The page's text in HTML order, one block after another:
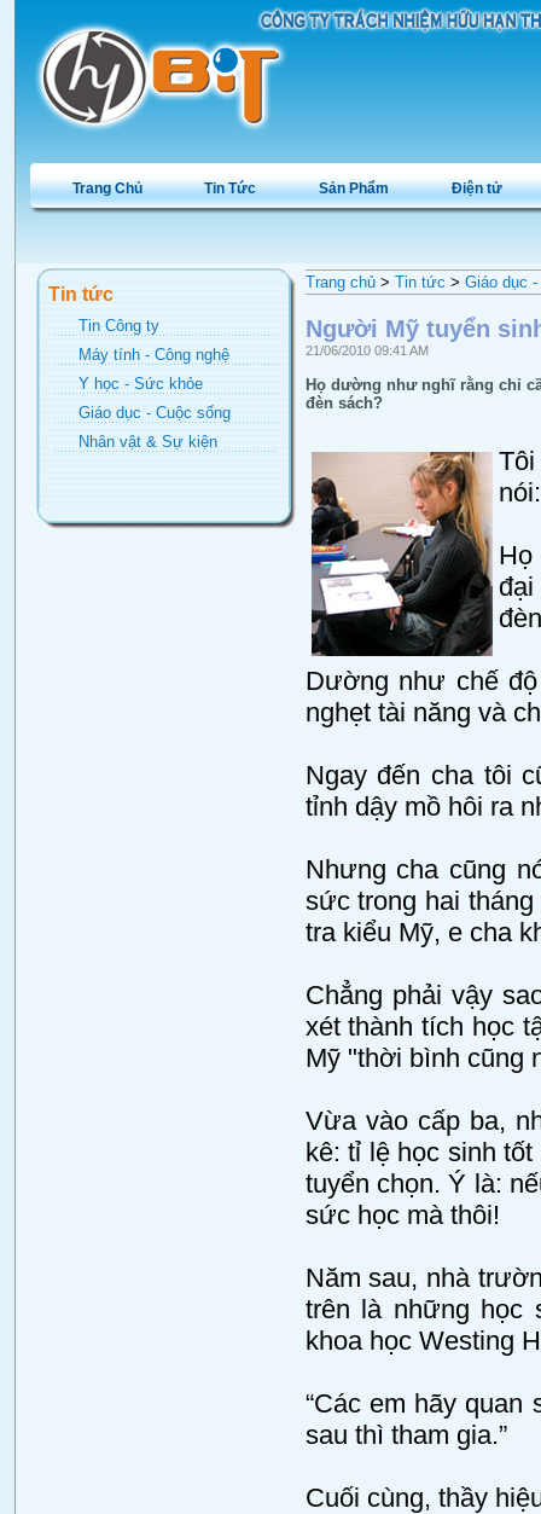
Trang Chủ Tin Tức Sản Phẩm Điện tử
Tin tức
Tin Công ty
Máy tính - Công nghệ
Y học - Sức khỏe
Giáo dục - Cuộc sống
Nhân vật & Sự kiện
Trang chủ > Tin tức > Giáo dục
Người Mỹ tuyển
21/06/2010 09:41 AM
Họ dường như nghĩ rằng chỉ
đèn sách?
Họ
Dường như chế
nghẹt tài năng và
Ngay đến cha tôi
tỉnh dậy mồ hôi ra
Nhưng cha cũng
sức trong hai
tra kiểu Mỹ, e cha
Chẳng phải vậy
xét thành tích học
Mỹ "thời bình cũng
Vừa vào cấp ba,
kê: tỉ lệ học sinh
tuyển chọn. Ý là:
sức học mà thôi!
Năm sau, nhà
trên là những học
khoa học Westing
“Các em hãy quan
sau thì tham gia.”
Cuối cùng, thầy